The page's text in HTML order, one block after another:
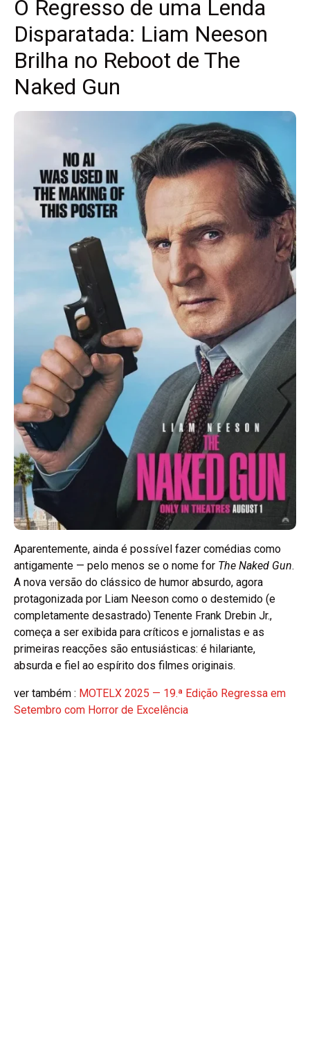
O Regresso de uma Lenda
Disparatada: Liam Neeson
Brilha no Reboot de The
Naked Gun
Aparentemente, ainda é possível fazer comédias como
antigamente — pelo menos se o nome for The Naked Gun.
A nova versão do clássico de humor absurdo, agora
protagonizada por Liam Neeson como o destemido (e
completamente desastrado) Tenente Frank Drebin Jr.,
começa a ser exibida para críticos e jornalistas e as
primeiras reacções são entusiásticas: é hilariante,
absurda e fiel ao espírito dos filmes originais.
ver também : MOTELX 2025 — 19.ª Edição Regressa em
Setembro com Horror de Excelência